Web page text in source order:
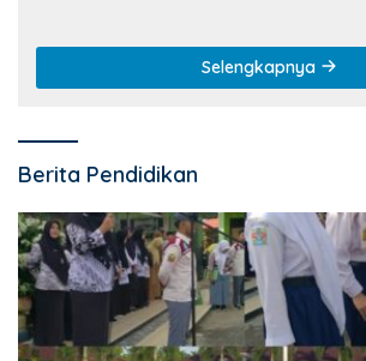
Selengkapnya
Berita Pendidikan